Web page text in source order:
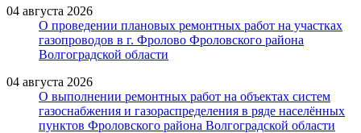
04 августа 2026
О проведении плановых ремонтных работ на участках
газопроводов в г. Фролово Фроловского района
Волгоградской области
04 августа 2026
О выполнении ремонтных работ на объектах систем
газоснабжения и газораспределения в ряде населённых
пунктов Фроловского района Волгоградской области